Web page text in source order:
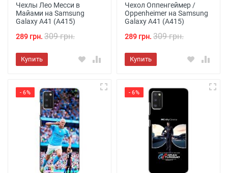
Чехлы Лео Месси в
Майами на Samsung
Galaxy A41 (A415)
289 грн. 309 грн.
Купить
Чехол Оппенгеймер /
Oppenheimer на Samsung
Galaxy A41 (A415)
289 грн. 309 грн.
Купить
- 6% - 6%